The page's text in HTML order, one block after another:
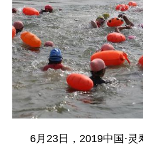
6月23日，2019中国·灵